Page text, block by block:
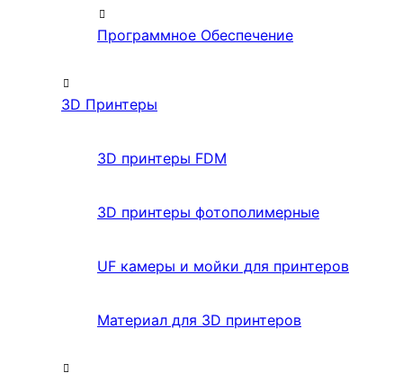
Программное Обеспечение
3D Принтеры
3D принтеры FDM
3D принтеры фотополимерные
UF камеры и мойки для принтеров
Материал для 3D принтеров